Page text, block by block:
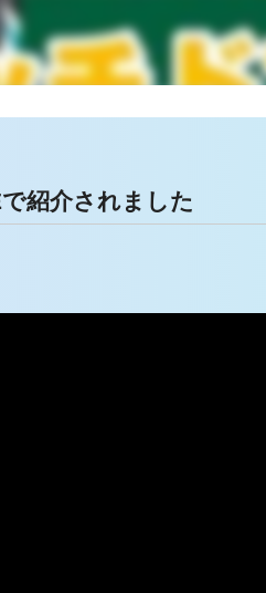
PADI レスキューダイ
PADI ダイブマスター
PADI IDC コース
紹介されました